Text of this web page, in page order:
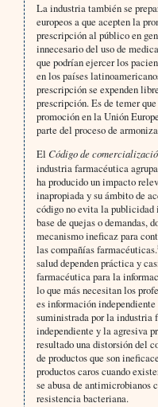
La industria también se
europeos a que acepten la
prescripción al público en
innecesario del uso de
que podrían ejercer los
en los países
prescripción se expenden
prescripción. Es de temer
promoción en la Unión
parte del proceso de
El Código de
industria farmacéutica
ha producido un impacto
inapropiada y su ámbito de
código no evita la publicidad
base de quejas o demandas,
mecanismo ineficaz para
las compañías farmacéuticas.i
salud dependen práctica y
farmacéutica para la
lo que más necesitan los
es información
suministrada por la industria
independiente y la agresiva
resultado una distorsión del
de productos que son
productos caros cuando
se abusa de antimicrobianos
resistencia bacteriana.